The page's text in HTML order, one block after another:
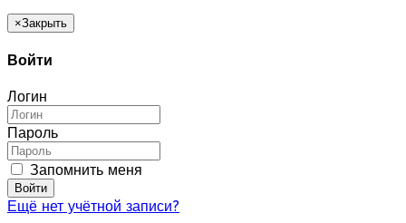
×Закрыть
Войти
Логин
Пароль
Запомнить меня
Войти
Ещё нет учётной записи?